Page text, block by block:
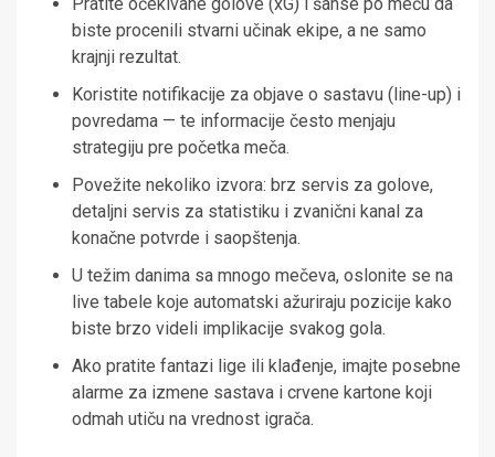
biste procenili stvarni učinak ekipe, a ne samo
krajnji rezultat.
Koristite notifikacije za objave o sastavu (line-up) i
povredama — te informacije često menjaju
strategiju pre početka meča.
Povežite nekoliko izvora: brz servis za golove,
detaljni servis za statistiku i zvanični kanal za
konačne potvrde i saopštenja.
U težim danima sa mnogo mečeva, oslonite se na
live tabele koje automatski ažuriraju pozicije kako
biste brzo videli implikacije svakog gola.
Ako pratite fantazi lige ili klađenje, imajte posebne
alarme za izmene sastava i crvene kartone koji
odmah utiču na vrednost igrača.